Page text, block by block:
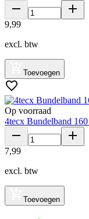
9,99
excl. btw
Toevoegen
Op voorraad
4tecx Bundelband
7,99
excl. btw
Toevoegen